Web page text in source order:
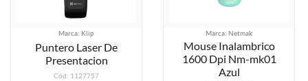
Marca: Klip
Puntero Laser De
Presentacion
Cód: 1127757
Marca: Netmak
Mouse Inalambrico
1600 Dpi Nm-mk01
Azul